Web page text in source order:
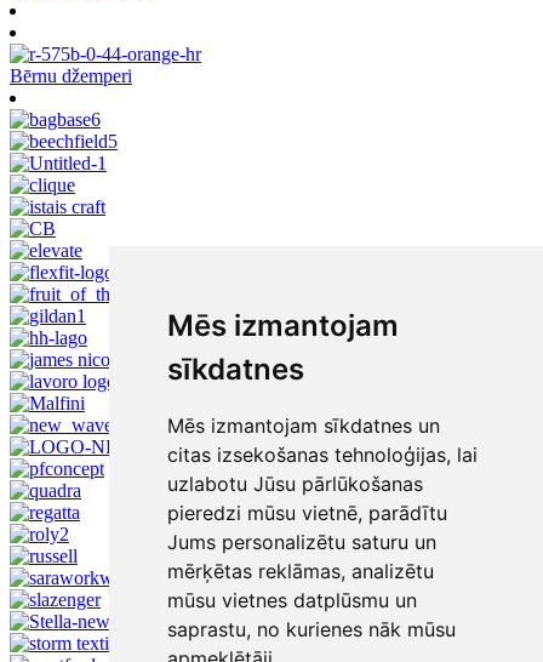
Mēs izmantojam
sīkdatnes
Mēs izmantojam sīkdatnes un
citas izsekošanas tehnoloģijas, lai
uzlabotu Jūsu pārlūkošanas
pieredzi mūsu vietnē, parādītu
Jums personalizētu saturu un
mērķētas reklāmas, analizētu
mūsu vietnes datplūsmu un
saprastu, no kurienes nāk mūsu
Bērnu džemperi